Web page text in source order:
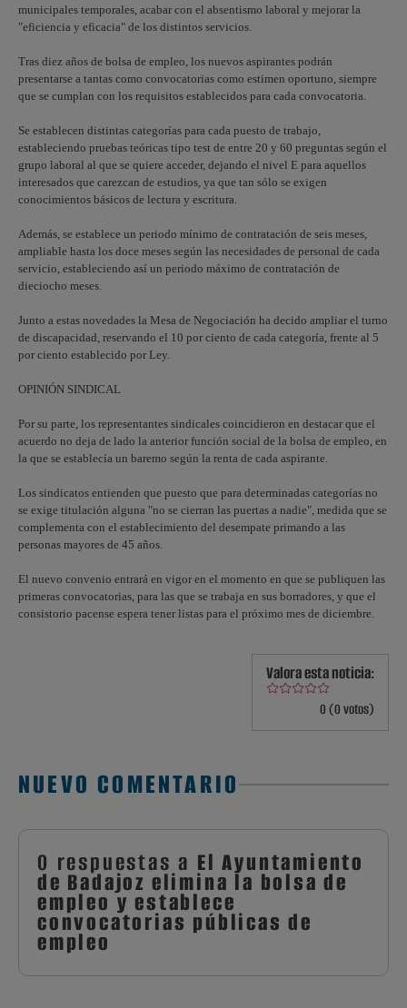
municipales temporales, acabar con el absentismo laboral y mejorar la
"eficiencia y eficacia" de los distintos servicios.
Tras diez años de bolsa de empleo, los nuevos aspirantes podrán
presentarse a tantas como convocatorias como estimen oportuno, siempre
que se cumplan con los requisitos establecidos para cada convocatoria.
Se establecen distintas categorías para cada puesto de trabajo,
estableciendo pruebas teóricas tipo test de entre 20 y 60 preguntas según el
grupo laboral al que se quiere acceder, dejando el nivel E para aquellos
interesados que carezcan de estudios, ya que tan sólo se exigen
conocimientos básicos de lectura y escritura.
Además, se establece un periodo mínimo de contratación de seis meses,
ampliable hasta los doce meses según las necesidades de personal de cada
servicio, estableciendo así un periodo máximo de contratación de
dieciocho meses.
Junto a estas novedades la Mesa de Negociación ha decido ampliar el turno
de discapacidad, reservando el 10 por ciento de cada categoría, frente al 5
por ciento establecido por Ley.
OPINIÓN SINDICAL
Por su parte, los representantes sindicales coincidieron en destacar que el
acuerdo no deja de lado la anterior función social de la bolsa de empleo, en
la que se establecía un baremo según la renta de cada aspirante.
Los sindicatos entienden que puesto que para determinadas categorías no
se exige titulación alguna "no se cierran las puertas a nadie", medida que se
complementa con el establecimiento del desempate primando a las
personas mayores de 45 años.
El nuevo convenio entrará en vigor en el momento en que se publiquen las
primeras convocatorias, para las que se trabaja en sus borradores, y que el
consistorio pacense espera tener listas para el próximo mes de diciembre.
Valora esta noticia:
0 (0 votos)
NUEVO COMENTARIO
0 respuestas a El Ayuntamiento
de Badajoz elimina la bolsa de
empleo y establece
convocatorias públicas de
empleo